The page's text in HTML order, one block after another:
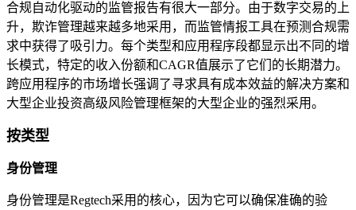
合规自动化驱动的监管报告有很大一部分。由于数字交易的上
升，欺诈管理越来越多地采用，而监管情报工具在预测合规需
求中获得了吸引力。每个类型和应用程序段都显示出不同的增
长模式，特定的收入份额和CAGR值展示了它们的长期潜力。
跨应用程序的市场增长强调了寻求具有成本效益的解决方案和
大型企业投资高级风险管理框架的大型企业的强烈采用。
按类型
身份管理
身份管理是Regtech采用的核心，因为它可以确保准确的验